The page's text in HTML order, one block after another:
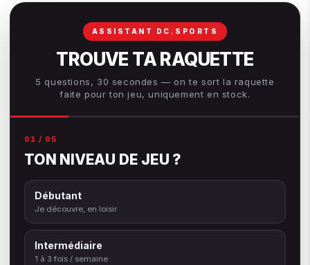
ASSISTANT DC.SPORTS
TROUVE TA RAQUETTE
5 questions, 30 secondes — on te sort la raquette
faite pour ton jeu, uniquement en stock.
01 / 05
TON NIVEAU DE JEU ?
Débutant
Je découvre, en loisir
Intermédiaire
1 à 3 fois / semaine